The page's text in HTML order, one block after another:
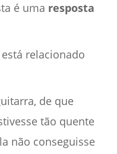
é uma resposta
relacionado
de que
tão quente
não conseguisse